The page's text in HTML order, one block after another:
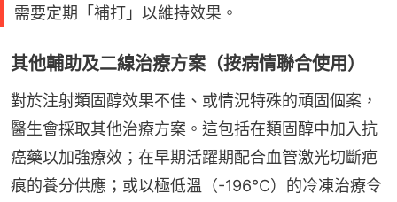
需要定期「補打」以維持效果。
其他輔助及二線治療方案（按病情聯合使用）
對於注射類固醇效果不佳、或情況特殊的頑固個案，
醫生會採取其他治療方案。這包括在類固醇中加入抗
癌藥以加強療效；在早期活躍期配合血管激光切斷疤
痕的養分供應；或以極低溫（-196°C）的冷凍治療令